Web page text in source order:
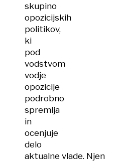
skupino
opozicijskih
politikov,
ki
pod
vodstvom
vodje
opozicije
podrobno
spremlja
in
ocenjuje
delo
aktualne vlade. Njen